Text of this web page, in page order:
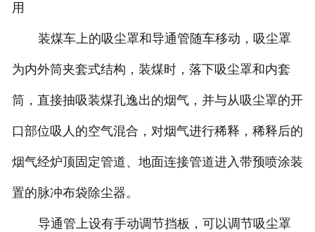
用
装煤车上的吸尘罩和导通管随车移动，吸尘罩
为内外筒夹套式结构，装煤时，落下吸尘罩和内套
筒，直接抽吸装煤孔逸出的烟气，并与从吸尘罩的开
口部位吸人的空气混合，对烟气进行稀释，稀释后的
烟气经炉顶固定管道、地面连接管道进入带预喷涂装
置的脉冲布袋除尘器。
导通管上设有手动调节挡板，可以调节吸尘罩